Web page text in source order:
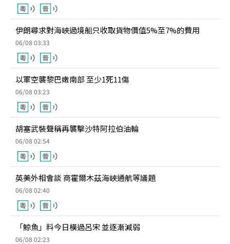
伊朗尋求對海峽過境船只收取貨物價值5%至7%的費用
06/08 03:33
以軍空襲黎巴嫩南部 至少1死11傷
06/08 03:23
胡塞武裝聲稱再襲擊沙特阿拉伯油輪
06/08 02:54
英美外相會談 商霍爾木茲海峽通航等議題
06/08 02:40
「鯨魚」料今日橫過呂宋 並逐漸減弱
06/08 02:23